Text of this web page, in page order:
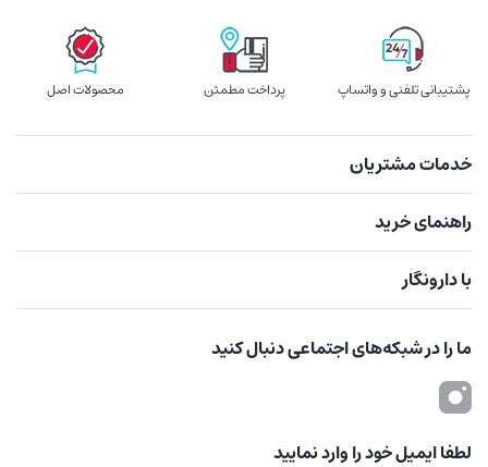
پشتیبانی تلفنی و واتساپ پرداخت مطمئن محصولات اصل
خدمات مشتریان
راهنمای خرید
با دارونگار
ما را در شبکه‌های اجتماعی دنبال کنید
لطفا ایمیل خود را وارد نمایید